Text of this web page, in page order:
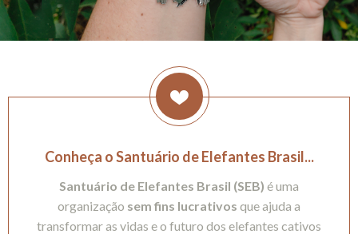
Conheça o Santuário de Elefantes Brasil...
Santuário de Elefantes Brasil (SEB) é uma
organização sem fins lucrativos que ajuda a
transformar as vidas e o futuro dos elefantes cativos